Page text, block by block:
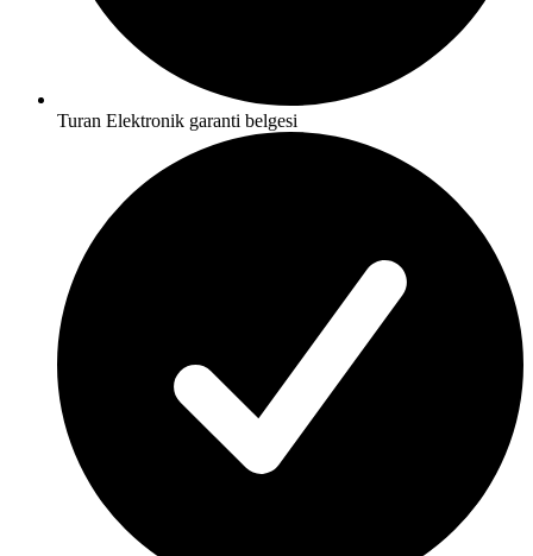
Turan Elektronik garanti belgesi